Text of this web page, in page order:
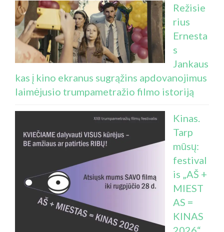
Režisie
rius
Ernesta
s
Jankaus
kas į kino ekranus sugrąžins apdovanojimus
laimėjusio trumpametražio filmo istoriją
Kinas.
Tarp
mūsų:
festival
is „AŠ +
MIEST
AS =
KINAS